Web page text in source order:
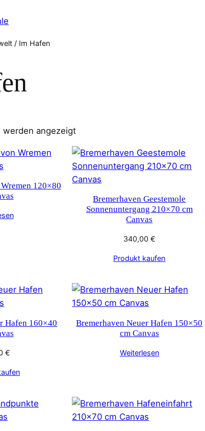
/ Im Hafen
werden angezeigtNach
sortiert
120×80
Bremerhaven Geestemole
Sonnenuntergang 210×70 cm
Canvas
340,00 €
Produkt kaufen
Hafen 160×40
€
Bremerhaven Neuer Hafen 150×50
cm Canvas
Weiterlesen